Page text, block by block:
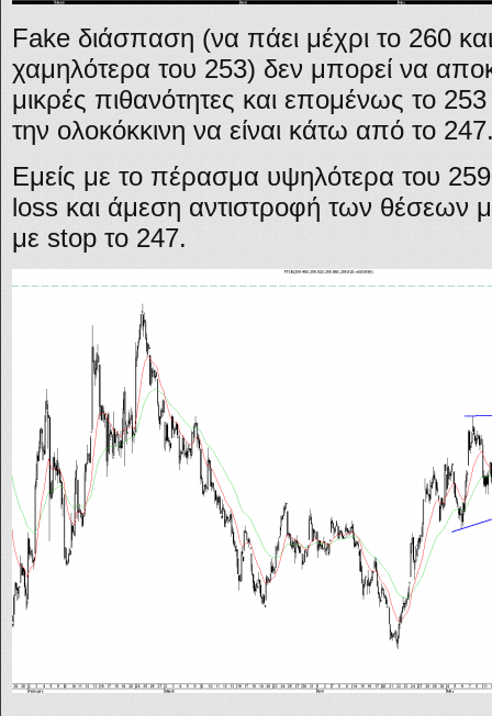
Fake διάσπαση (να πάει μέχρι το 260
χαμηλότερα του 253) δεν μπορεί να
μικρές πιθανότητες και επομένως το
την ολοκόκκινη να είναι κάτω από το
Εμείς με το πέρασμα υψηλότερα του
loss και άμεση αντιστροφή των θέσεων
με stop το 247.